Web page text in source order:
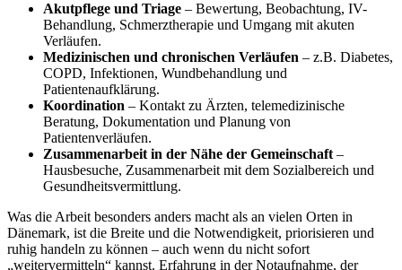
Akutpflege und Triage – Bewertung, Beobachtung, IV-
Behandlung, Schmerztherapie und Umgang mit akuten
Verläufen.
Medizinischen und chronischen Verläufen – z.B. Diabetes,
COPD, Infektionen, Wundbehandlung und
Patientenaufklärung.
Koordination – Kontakt zu Ärzten, telemedizinische
Beratung, Dokumentation und Planung von
Patientenverläufen.
Zusammenarbeit in der Nähe der Gemeinschaft–
Hausbesuche, Zusammenarbeit mit dem Sozialbereich und
Gesundheitsvermittlung.
Was die Arbeit besonders anders macht als an vielen Orten in
Dänemark, ist die Breite und die Notwendigkeit, priorisieren und
ruhig handeln zu können – auch wenn du nicht sofort
„weitervermitteln“ kannst. Erfahrung in der Notaufnahme, der